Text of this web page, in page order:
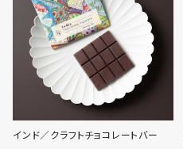
インド／クラフトチョコレートバー